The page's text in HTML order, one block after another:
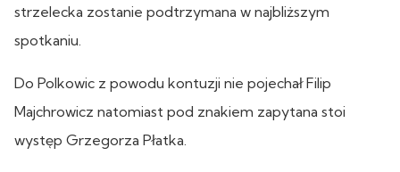
strzelecka zostanie podtrzymana w najbliższym
spotkaniu.
Do Polkowic z powodu kontuzji nie pojechał Filip
Majchrowicz natomiast pod znakiem zapytana stoi
występ Grzegorza Płatka.